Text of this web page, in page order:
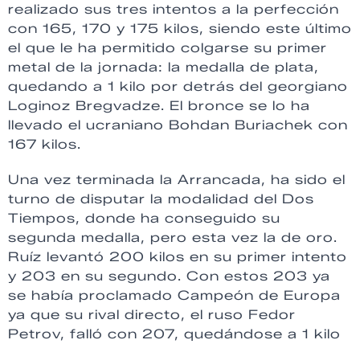
realizado sus tres intentos a la perfección
con 165, 170 y 175 kilos, siendo este último
el que le ha permitido colgarse su primer
metal de la jornada: la medalla de plata,
quedando a 1 kilo por detrás del georgiano
Loginoz Bregvadze. El bronce se lo ha
llevado el ucraniano Bohdan Buriachek con
167 kilos.
Una vez terminada la Arrancada, ha sido el
turno de disputar la modalidad del Dos
Tiempos, donde ha conseguido su
segunda medalla, pero esta vez la de oro.
Ruíz levantó 200 kilos en su primer intento
y 203 en su segundo. Con estos 203 ya
se había proclamado Campeón de Europa
ya que su rival directo, el ruso Fedor
Petrov, falló con 207, quedándose a 1 kilo